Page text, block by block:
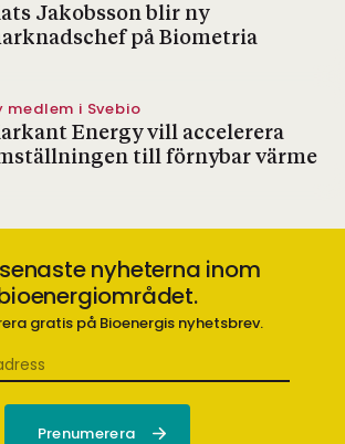
Jakobsson blir ny
på Biometria
medlem i Svebio
Energy vill accelerera
till förnybar värme
nyheterna inom
gratis på Bioenergis nyhetsbrev.